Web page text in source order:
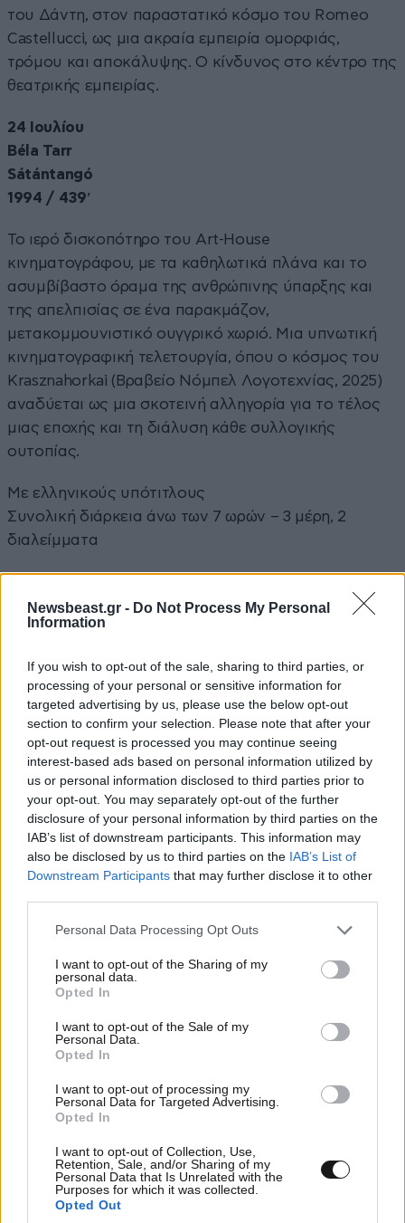
Newsbeast.gr - Do Not Process My Personal
Information
If you wish to opt-out of the sale, sharing to third parties, or
processing of your personal or sensitive information for
targeted advertising by us, please use the below opt-out
section to confirm your selection. Please note that after your
opt-out request is processed you may continue seeing
interest-based ads based on personal information utilized by
us or personal information disclosed to third parties prior to
your opt-out. You may separately opt-out of the further
disclosure of your personal information by third parties on the
IAB’s list of downstream participants. This information may
also be disclosed by us to third parties on the IAB’s List of
Downstream Participants that may further disclose it to other
Please note that this website/app uses one or more Google
not limited to your visit or usage behaviour. You may click to
grant or deny consent to Google and its third-party tags to
use your data for below specified purposes in below Google
consent section.
Personal Data Processing Opt Outs
I want to opt-out of the Sharing of my
personal data.
Opted In
I want to opt-out of the Sale of my
Personal Data.
Opted In
I want to opt-out of processing my
Personal Data for Targeted Advertising.
Opted In
I want to opt-out of Collection, Use,
Retention, Sale, and/or Sharing of my
Personal Data that Is Unrelated with the
Purposes for which it was collected.
Opted Out
του Δάντη, στον παραστατικό κόσμο του Romeo
Castellucci, ως μια ακραία εμπειρία ομορφιάς,
τρόμου και αποκάλυψης. Ο κίνδυνος στο κέντρο της
θεατρικής εμπειρίας.
24 Ιουλίου
Béla Tarr
Sátántangó
1994 / 439′
Το ιερό δισκοπότηρο του Art-House
κινηματογράφου, με τα καθηλωτικά πλάνα και το
ασυμβίβαστο όραμα της ανθρώπινης ύπαρξης και
της απελπισίας σε ένα παρακμάζον,
μετακομμουνιστικό ουγγρικό χωριό. Μια υπνωτική
κινηματογραφική τελετουργία, όπου ο κόσμος του
Krasznahorkai (Βραβείο Νόμπελ Λογοτεχνίας, 2025)
αναδύεται ως μια σκοτεινή αλληγορία για το τέλος
μιας εποχής και τη διάλυση κάθε συλλογικής
ουτοπίας.
Με ελληνικούς υπότιτλους
Συνολική διάρκεια άνω των 7 ωρών – 3 μέρη, 2
διαλείμματα
Πειραιώς 260 – Χώρος Δ
Ιούνιος – Ιούλιος 2026
Προβολές
16/06/2026 στις 23:59
24/06/2026 στις 23:59
28/06/2026 στις 23:59
04/07/2026 στις 23:59
08/07/2026 στις 23:59
13/07/2026 στις 23:59
21/07/2026 στις 23:59
24/07/2026 στις 22:00
Αγορά εισιτηρίωνaefestival.grκαιmore.com
Ακολουθήστε
ΠΕΡΙΣΣΟΤΕΡΑ